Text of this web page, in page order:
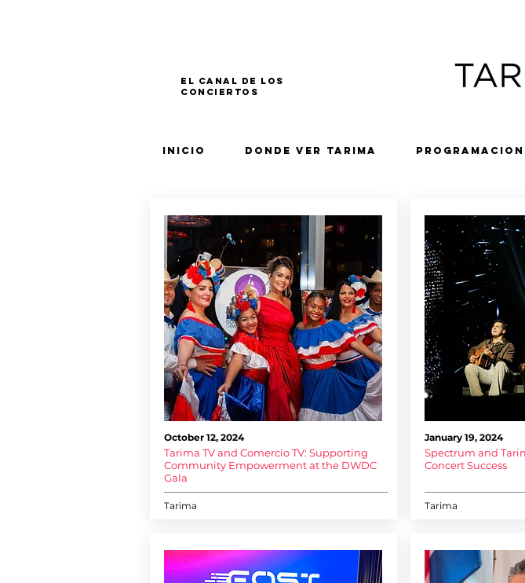
El canal de los
conciertos
Inicio Donde Ver Tarima Programacion
October 12, 2024
Tarima TV and Comercio TV: Supporting
Community Empowerment at the DWDC
Gala
Tarima
January 19, 2024
Spectrum and
Concert Success
Tarima